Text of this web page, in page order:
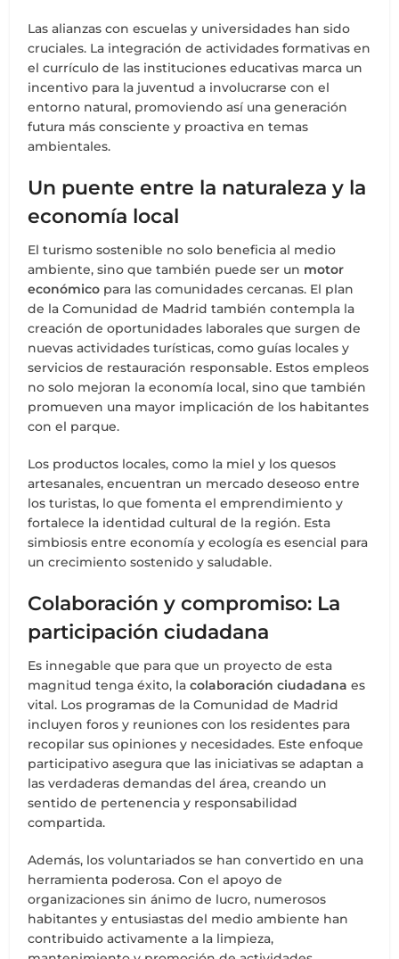
Las alianzas con escuelas y universidades han sido
cruciales. La integración de actividades formativas en
el currículo de las instituciones educativas marca un
incentivo para la juventud a involucrarse con el
entorno natural, promoviendo así una generación
futura más consciente y proactiva en temas
ambientales.
Un puente entre la naturaleza y la
economía local
El turismo sostenible no solo beneficia al medio
ambiente, sino que también puede ser un motor
económico para las comunidades cercanas. El plan
de la Comunidad de Madrid también contempla la
creación de oportunidades laborales que surgen de
nuevas actividades turísticas, como guías locales y
servicios de restauración responsable. Estos empleos
no solo mejoran la economía local, sino que también
promueven una mayor implicación de los habitantes
con el parque.
Los productos locales, como la miel y los quesos
artesanales, encuentran un mercado deseoso entre
los turistas, lo que fomenta el emprendimiento y
fortalece la identidad cultural de la región. Esta
simbiosis entre economía y ecología es esencial para
un crecimiento sostenido y saludable.
Colaboración y compromiso: La
participación ciudadana
Es innegable que para que un proyecto de esta
magnitud tenga éxito, lacolaboración ciudadana es
vital. Los programas de la Comunidad de Madrid
incluyen foros y reuniones con los residentes para
recopilar sus opiniones y necesidades. Este enfoque
participativo asegura que las iniciativas se adaptan a
las verdaderas demandas del área, creando un
sentido de pertenencia y responsabilidad
compartida.
Además, los voluntariados se han convertido en una
herramienta poderosa. Con el apoyo de
organizaciones sin ánimo de lucro, numerosos
habitantes y entusiastas del medio ambiente han
contribuido activamente a la limpieza,